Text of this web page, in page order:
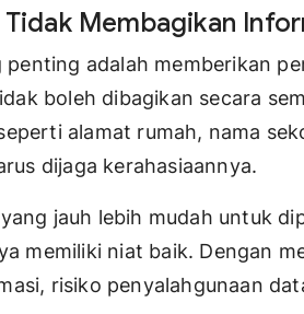
Membagikan
penting adalah memberikan
boleh dibagikan secara
alamat rumah, nama
dijaga kerahasiaannya.
jauh lebih mudah untuk
memiliki niat baik. Dengan
risiko penyalahgunaan